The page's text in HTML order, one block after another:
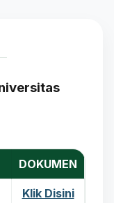
DOKUMEN
Klik Disini